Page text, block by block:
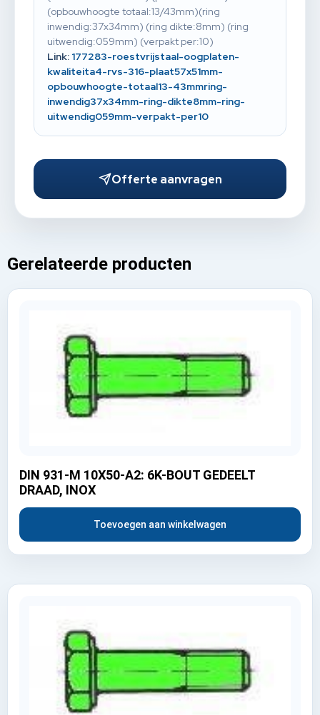
(opbouwhoogte totaal:13/43mm)(ring
inwendig:37x34mm) (ring dikte:8mm) (ring
uitwendig:059mm) (verpakt per:10)
Link: 177283-roestvrijstaal-oogplaten-
kwaliteita4-rvs-316-plaat57x51mm-
opbouwhoogte-totaal13-43mmring-
inwendig37x34mm-ring-dikte8mm-ring-
uitwendig059mm-verpakt-per10
Offerte aanvragen
Gerelateerde producten
DIN 931-M 10X50-A2: 6K-BOUT GEDEELT
DRAAD, INOX
Toevoegen aan winkelwagen